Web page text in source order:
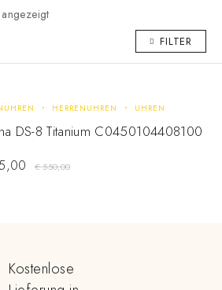
FILTER
HERRENUHREN UHREN
DS-8 Titanium C0450104408100
€550,00
Kostenlose